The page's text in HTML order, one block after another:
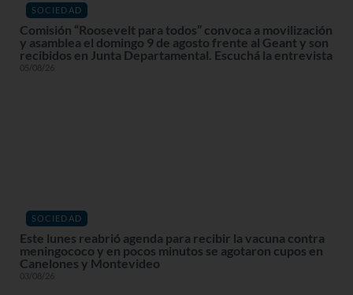
SOCIEDAD
Comisión “Roosevelt para todos” convoca a movilización
y asamblea el domingo 9 de agosto frente al Geant y son
recibidos en Junta Departamental. Escuchá la entrevista
05/08/26
SOCIEDAD
Este lunes reabrió agenda para recibir la vacuna contra
meningococo y en pocos minutos se agotaron cupos en
Canelones y Montevideo
03/08/26